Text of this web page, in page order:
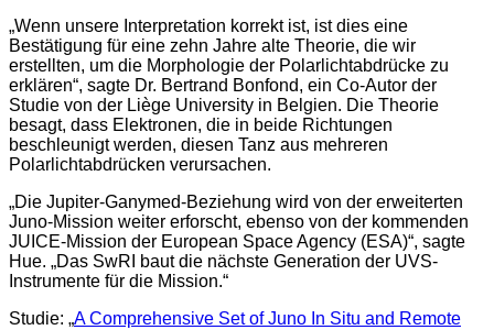
„Wenn unsere Interpretation korrekt ist, ist dies eine
Bestätigung für eine zehn Jahre alte Theorie, die wir
erstellten, um die Morphologie der Polarlichtabdrücke zu
erklären“, sagte Dr. Bertrand Bonfond, ein Co-Autor der
Studie von der Liège University in Belgien. Die Theorie
besagt, dass Elektronen, die in beide Richtungen
beschleunigt werden, diesen Tanz aus mehreren
Polarlichtabdrücken verursachen.
„Die Jupiter-Ganymed-Beziehung wird von der erweiterten
Juno-Mission weiter erforscht, ebenso von der kommenden
JUICE-Mission der European Space Agency (ESA)“, sagte
Hue. „Das SwRI baut die nächste Generation der UVS-
Instrumente für die Mission.“
Studie: „A Comprehensive Set of Juno In Situ and Remote